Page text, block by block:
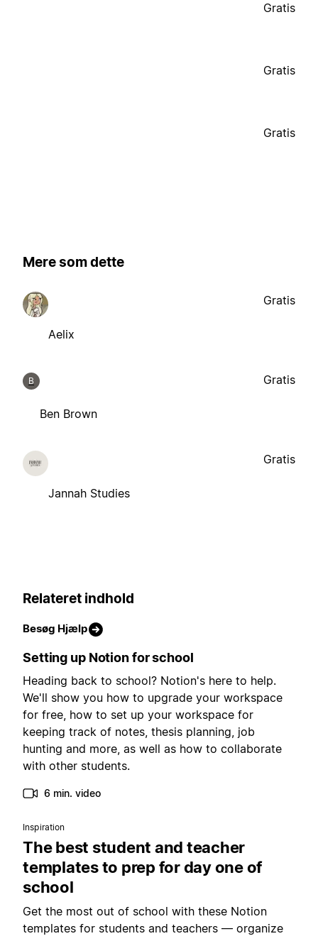
Gratis
Gratis
Gratis
Mere som dette
Aelix
Gratis
B
Ben Brown
Gratis
Jannah Studies
Gratis
Relateret indhold
Besøg Hjælp
Setting up Notion for school
Heading back to school? Notion's here to help.
We'll show you how to upgrade your workspace
for free, how to set up your workspace for
keeping track of notes, thesis planning, job
hunting and more, as well as how to collaborate
with other students.
6 min. video
Inspiration
The best student and teacher
templates to prep for day one of
school
Get the most out of school with these Notion
templates for students and teachers — organize